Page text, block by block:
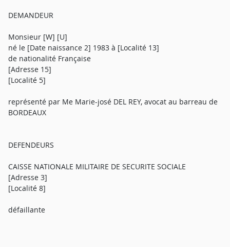
DEMANDEUR
Monsieur [W] [U]
né le [Date naissance 2] 1983 à [Localité 13]
de nationalité Française
[Adresse 15]
[Localité 5]
représenté par Me Marie-josé DEL REY, avocat au barreau de
BORDEAUX
DEFENDEURS
CAISSE NATIONALE MILITAIRE DE SECURITE SOCIALE
[Adresse 3]
[Localité 8]
défaillante